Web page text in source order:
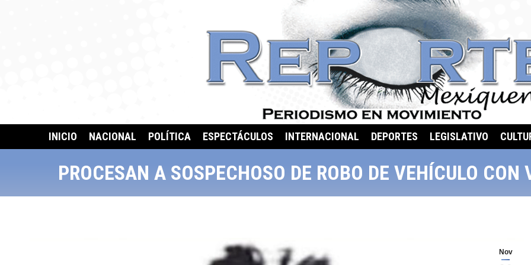
INICIO NACIONAL POLÍTICA ESPECTÁCULOS INTERNACIONAL DEPORTES LEGISLATIVO
PROCESAN A SOSPECHOSO DE ROBO DE VEHÍCULO
Nov